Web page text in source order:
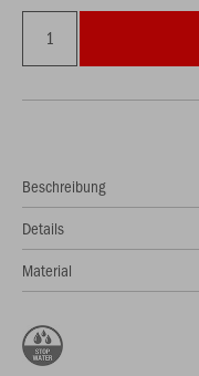
Beschreibung
Details
Material